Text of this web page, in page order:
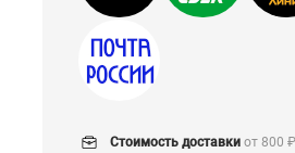
Стоимость доставки от 800